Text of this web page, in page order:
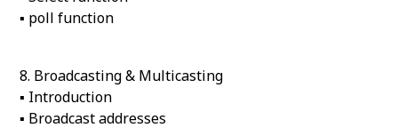
▪ poll function
8. Broadcasting & Multicasting
▪ Introduction
▪ Broadcast addresses